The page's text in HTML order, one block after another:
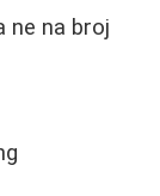
ne na broj